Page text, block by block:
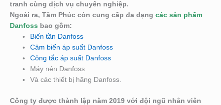
tranh cùng dịch vụ chuyên nghiệp.
Ngoài ra, Tâm Phúc còn cung cấp đa dạng các sản phẩm
Danfoss bao gồm:
Biến tần Danfoss
Cảm biến áp suất Danfoss
Công tắc áp suất Danfoss
Máy nén Danfoss
Và các thiết bị hãng Danfoss.
Công ty được thành lập năm 2019 với đội ngũ nhân viên